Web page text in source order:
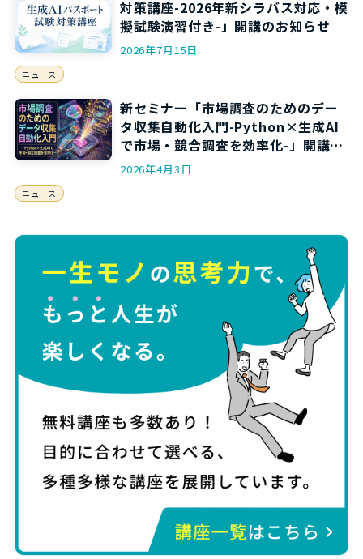
対策講座-2026年新シラバス対応・模
擬試験演習付き-」開講のお知らせ
2026年7月15日
ニュース
新セミナー「市場調査のためのデー
タ収集自動化入門-Python×生成AI
で市場・競合調査を効率化-」開講の
お知らせ
2026年4月3日
ニュース